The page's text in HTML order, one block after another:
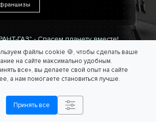
файлы cookie 🍪, чтобы сделать ваше
на сайте максимально удобным.
все», вы делаете свой опыт на сайте
а нам помогаете становиться лучше.
Принять все
франшизы
ГАЗ" - Спасем планету вместе!
не является публичной офертой.
персональных данных /Политика
данных.